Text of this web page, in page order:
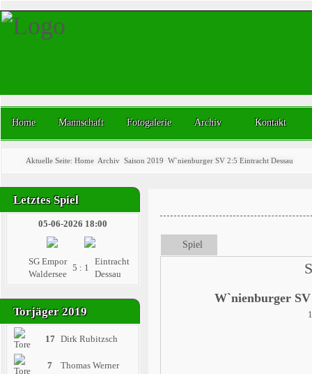
Home Mannschaft Fotogalerie Archiv Kontakt
Aktuelle Seite: Home Archiv Saison 2019 W`nienburger SV 2:5 Eintracht Dessau
Letztes Spiel
05-06-2026 18:00
SG Empor
Waldersee
5 : 1
Eintracht
Dessau
Torjäger 2019
17 Dirk Rubitzsch
7 Thomas Werner
Spiel
W`nienburger SV